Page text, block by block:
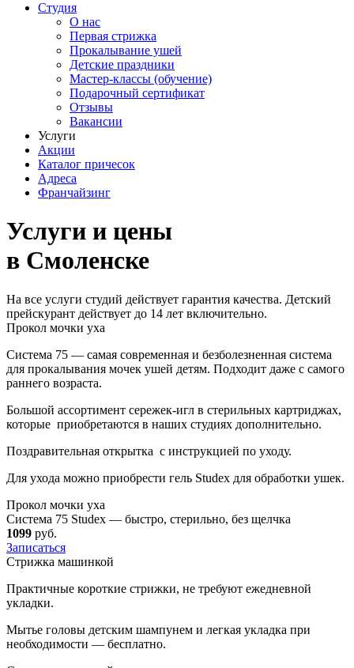
Cтудия
О нас
Первая стрижка
Прокалывание ушей
Детские праздники
Мастер-классы (обучение)
Подарочный сертификат
Отзывы
Вакансии
Услуги
Акции
Каталог причесок
Адреса
Франчайзинг
Услуги и цены
в Смоленске
На все услуги студий действует гарантия качества. Детский
прейскурант действует до 14 лет включительно.
Прокол мочки уха
Система 75 — самая современная и безболезненная система
для прокалывания мочек ушей детям. Подходит даже с самого
раннего возраста.
Большой ассортимент сережек-игл в стерильных картриджах,
которые приобретаются в наших студиях дополнительно.
Поздравительная открытка с инструкцией по уходу.
Для ухода можно приобрести гель Studex для обработки ушек.
Прокол мочки уха
Система 75 Studex — быстро, стерильно, без щелчка
1099 руб.
Записаться
Стрижка машинкой
Практичные короткие стрижки, не требуют ежедневной
укладки.
Мытье головы детским шампунем и легкая укладка при
необходимости — бесплатно.